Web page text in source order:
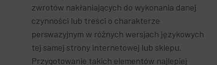
zwrotów nakłaniających do wykonania danej
czynności lub treści o charakterze
perswazyjnym w różnych wersjach językowych
tej samej strony internetowej lub sklepu.
Przygotowanie takich elementów najlepiej